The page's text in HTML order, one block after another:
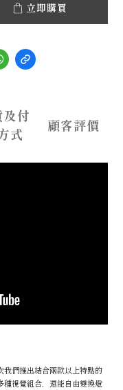
立即購買
付
式
顧客評價
我們推出結合兩款以上特點的
視覺組合，還能自由變換燈